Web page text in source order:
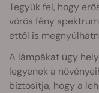
Tegyük fel, hogy
vörös fény
ettől is
A lámpákat úgy
legyenek a
biztosítja, hogy a